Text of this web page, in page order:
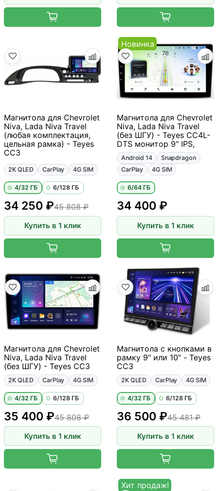
Магнитола для Chevrolet
Niva, Lada Niva Travel
(любая комплектация,
цельная рамка) - Teyes
CC3
2K QLED CarPlay 4G SIM
4/32 ГБ 6/128 ГБ
34 250 ₽45 808 ₽
Купить в 1 клик
Новинка
Магнитола для Chevrolet
Niva, Lada Niva Travel
(без ШГУ) - Teyes CC4L-
DTS монитор 9" IPS,
Android 14
Snapdragon
CarPlay
4G SIM
6/64 ГБ
34 400 ₽
Купить в 1 клик
Магнитола для Chevrolet
Niva, Lada Niva Travel
(без ШГУ) - Teyes CC3
2K QLED CarPlay 4G SIM
4/32 ГБ 6/128 ГБ
35 400 ₽45 808 ₽
Купить в 1 клик
Магнитола с кнопками в
рамку 9" или 10" - Teyes
CC3
2K QLED CarPlay 4G SIM
4/32 ГБ 6/128 ГБ
36 500 ₽45 481 ₽
Купить в 1 клик
Хит продаж!